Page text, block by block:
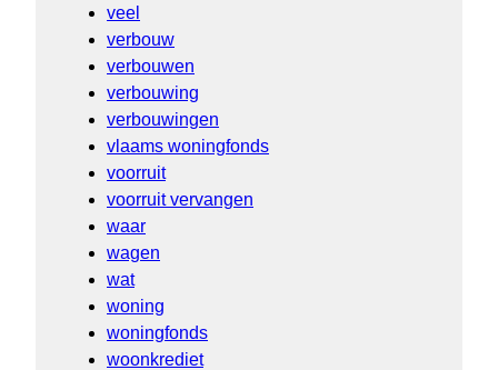
veel
verbouw
verbouwen
verbouwing
verbouwingen
vlaams woningfonds
voorruit
voorruit vervangen
waar
wagen
wat
woning
woningfonds
woonkrediet